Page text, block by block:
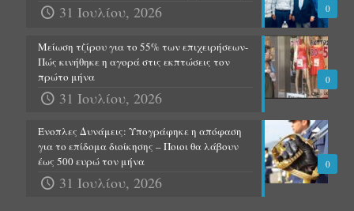
0
31 Ιουλίου, 2026
0
Μείωση τζίρου για το 55% των επιχειρήσεων-
Πώς κινήθηκε η αγορά στις εκπτώσεις τον
πρώτο μήνα
31 Ιουλίου, 2026
0
Ένοπλες Δυνάμεις: Υπογράφηκε η απόφαση
για το επίδομα διοίκησης – Ποιοι θα λάβουν
έως 500 ευρώ τον μήνα
31 Ιουλίου, 2026